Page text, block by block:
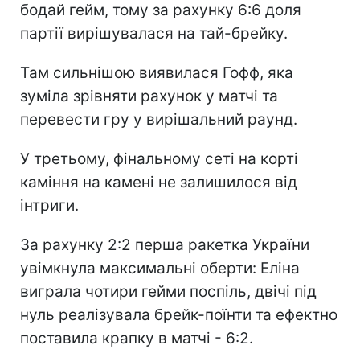
бодай гейм, тому за рахунку 6:6 доля
партії вирішувалася на тай-брейку.
Там сильнішою виявилася Гофф, яка
зуміла зрівняти рахунок у матчі та
перевести гру у вирішальний раунд.
У третьому, фінальному сеті на корті
каміння на камені не залишилося від
інтриги.
За рахунку 2:2 перша ракетка України
увімкнула максимальні оберти: Еліна
виграла чотири гейми поспіль, двічі під
нуль реалізувала брейк-поїнти та ефектно
поставила крапку в матчі - 6:2.